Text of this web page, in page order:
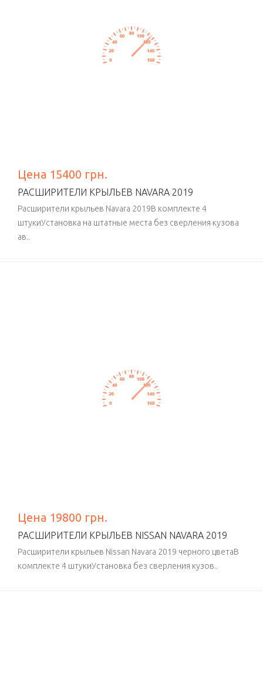
Цена 15400 грн.
РАСШИРИТЕЛИ КРЫЛЬЕВ NAVARA 2019
Расширители крыльев Navara 2019В комплекте 4
штукиУстановка на штатные места без сверления кузова
ав..
Цена 19800 грн.
РАСШИРИТЕЛИ КРЫЛЬЕВ NISSAN NAVARA 2019
Расширители крыльев Nissan Navara 2019 черного цветаВ
комплекте 4 штукиУстановка без сверления кузов..